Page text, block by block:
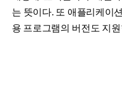
는 뜻이다. 또 애플리케이
용 프로그램의 버전도 지